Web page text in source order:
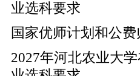
业选科要求
国家优师计划和公费
2027年河北农业大